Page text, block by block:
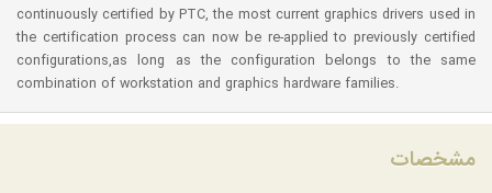
continuously certified by PTC, the most current graphics drivers used in
the certification process can now be re-applied to previously certified
configurations,as long as the configuration belongs to the same
combination of workstation and graphics hardware families.
مشخصات